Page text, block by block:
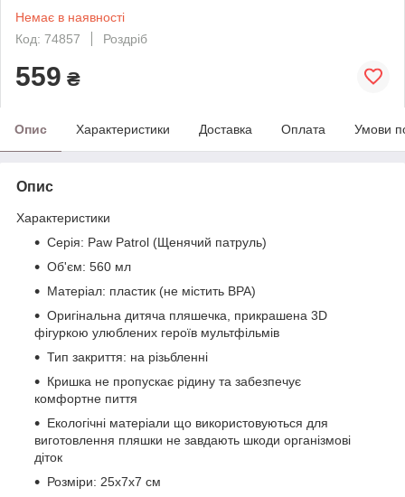
Немає в наявності
Код: 74857
Роздріб
559 ₴
Опис Характеристики Доставка Оплата Умови
Опис
Характеристики
Серія: Paw Patrol (Щенячий патруль)
Об'єм: 560 мл
Матеріал: пластик (не містить BPA)
Оригінальна дитяча пляшечка, прикрашена 3D
фігуркою улюблених героїв мультфільмів
Тип закриття: на різьбленні
Кришка не пропускає рідину та забезпечує
комфортне пиття
Екологічні матеріали що використовуються для
виготовлення пляшки не завдають шкоди організмові
діток
Розміри: ‎25x7x7 см